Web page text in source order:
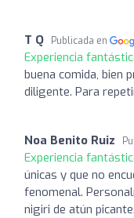
T Q Publicada en
Experiencia
buena comida, bien
diligente. Para
Noa Benito Ruiz
Experiencia
únicas y que no
fenomenal.
nigiri de atún picante.